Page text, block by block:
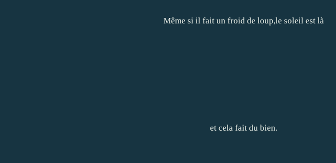
Même si il fait un froid de loup,le soleil est là
et cela fait du bien.